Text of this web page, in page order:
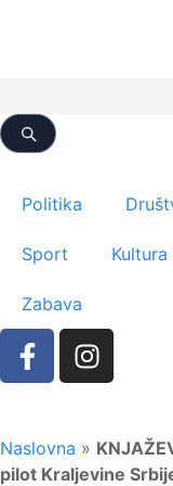
Politika
Sport Kultura
Zabava
Naslovna »
pilot Kraljevine